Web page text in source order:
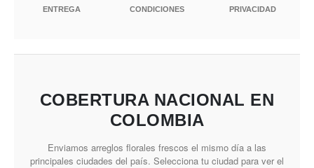
ENTREGA
CONDICIONES
PRIVACIDAD
COBERTURA NACIONAL EN
COLOMBIA
Enviamos arreglos florales frescos el mismo día a las
principales ciudades del país. Selecciona tu ciudad para ver el